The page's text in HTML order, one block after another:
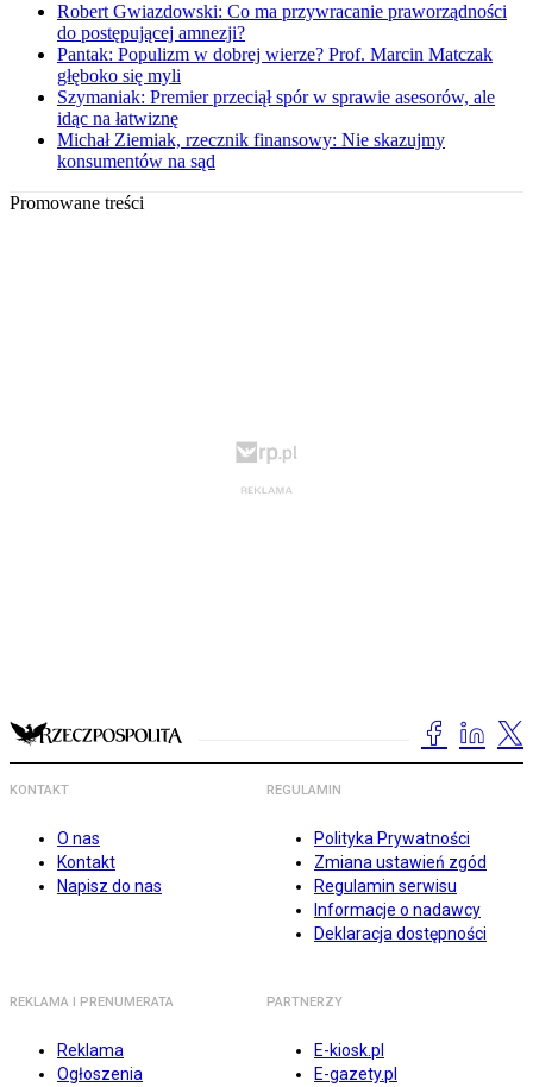
Robert Gwiazdowski: Co ma przywracanie praworządności
do postępującej amnezji?
Pantak: Populizm w dobrej wierze? Prof. Marcin Matczak
głęboko się myli
Szymaniak: Premier przeciął spór w sprawie asesorów, ale
idąc na łatwiznę
Michał Ziemiak, rzecznik finansowy: Nie skazujmy
konsumentów na sąd
Promowane treści
KONTAKT
O nas
Kontakt
Napisz do nas
REGULAMIN
Polityka Prywatności
Zmiana ustawień zgód
Regulamin serwisu
Informacje o nadawcy
Deklaracja dostępności
REKLAMA I PRENUMERATA
Reklama
Ogłoszenia
PARTNERZY
E-kiosk.pl
E-gazety.pl